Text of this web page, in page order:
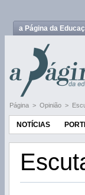
a Página da
Página > Opinião >
NOTÍCIAS